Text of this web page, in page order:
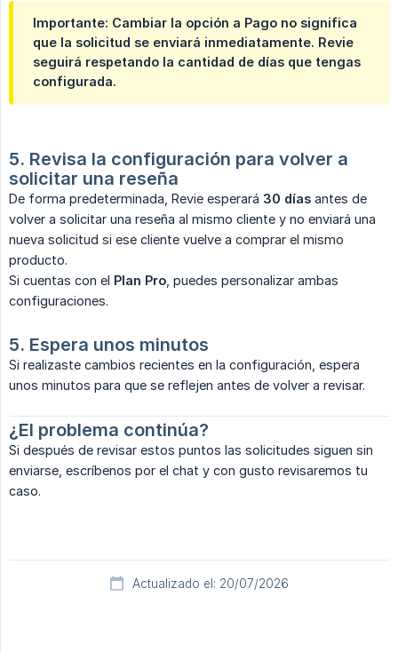
Importante: Cambiar la opción a Pago no significa
que la solicitud se enviará inmediatamente. Revie
seguirá respetando la cantidad de días que tengas
configurada.
5. Revisa la configuración para volver a
solicitar una reseña
De forma predeterminada, Revie esperará 30 días antes de
volver a solicitar una reseña al mismo cliente y no enviará una
nueva solicitud si ese cliente vuelve a comprar el mismo
producto.
Si cuentas con el Plan Pro , puedes personalizar ambas
configuraciones.
5. Espera unos minutos
Si realizaste cambios recientes en la configuración, espera
unos minutos para que se reflejen antes de volver a revisar.
¿El problema continúa?
Si después de revisar estos puntos las solicitudes siguen sin
enviarse, escríbenos por el chat y con gusto revisaremos tu
caso.
Actualizado el: 20/07/2026